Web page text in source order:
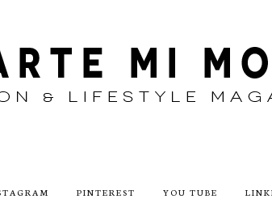
PINTEREST YOU TUBE